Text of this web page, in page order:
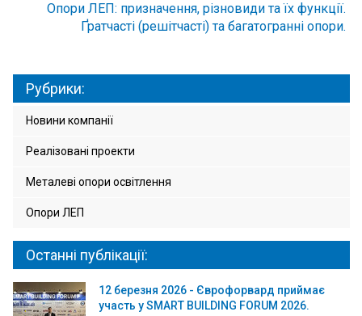
Опори ЛЕП: призначення, різновиди та їх функції.
Ґратчасті (решітчасті) та багатогранні опори.
Рубрики:
Новини компанії
Реалізовані проекти
Металеві опори освітлення
Опори ЛЕП
Останні публікації:
12 березня 2026 - Єврофорвард приймає
участь у SMART BUILDING FORUM 2026.